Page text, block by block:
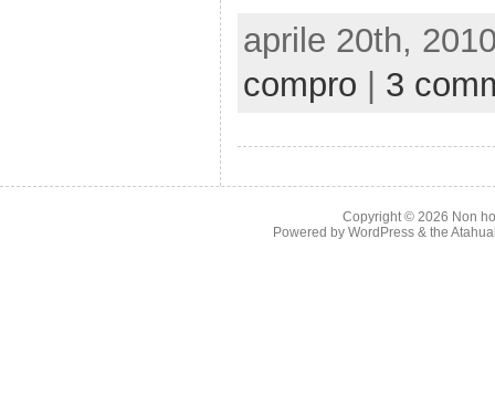
aprile 20th,
compro
3
Copyright © 2026 Non
Powered by WordPress & the